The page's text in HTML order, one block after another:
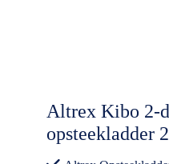
Altrex Kibo 2-
opsteekladder
(KOU 2x14)